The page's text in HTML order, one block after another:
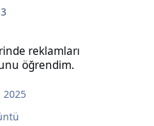
reklamları
öğrendim.
2025